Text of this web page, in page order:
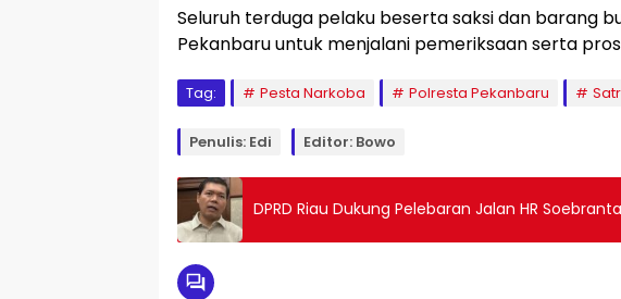
Seluruh terduga pelaku beserta saksi dan barang
Pekanbaru untuk menjalani pemeriksaan serta
Tag: Pesta Narkoba Polresta Pekanbaru
Penulis: Edi Editor: Bowo
DPRD Riau Dukung Pelebaran Jalan HR